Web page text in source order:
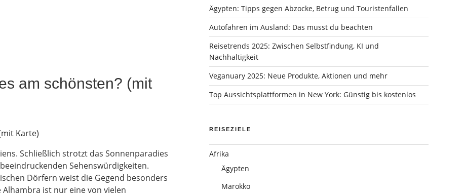
am schönsten? (mit
Schließlich strotzt das Sonnenparadies
Sehenswürdigkeiten.
Dörfern weist die Gegend besonders
ist nur eine von vielen
Ägypten: Tipps gegen Abzocke, Betrug und Touristenfallen
Autofahren im Ausland: Das musst du beachten
Reisetrends 2025: Zwischen Selbstfindung, KI und
Nachhaltigkeit
Veganuary 2025: Neue Produkte, Aktionen und mehr
Top Aussichtsplattformen in New York: Günstig bis kostenlos
REISEZIELE
Afrika
Ägypten
Marokko